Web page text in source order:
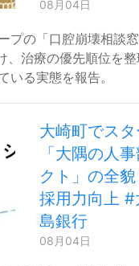
08月04日
プの「口腔崩壊相談
、治療の優先順位を
いる実態を報告。
大崎町でス
「大隅の人
クト」の全
採用力向上
島銀行
08月04日